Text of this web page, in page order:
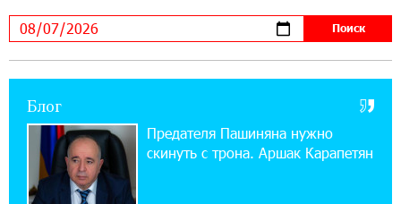
ВТБ (Армения): вклад «Стабильный» — до
10% годовых и оформление в мобильном
Платформа Rate.Trading на Seaside Startup
Summit: IDBank представил инновационное
решение
Блог
Предателя Пашиняна нужно
скинуть с трона. Аршак Карапетян